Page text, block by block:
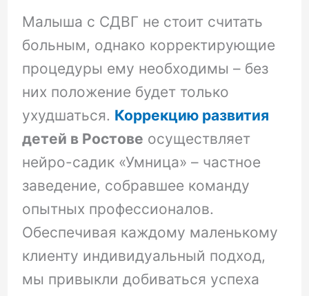
Малыша с СДВГ не стоит считать
больным, однако корректирующие
процедуры ему необходимы – без
них положение будет только
ухудшаться. Коррекцию развития
детей в Ростове осуществляет
нейро-садик «Умница» – частное
заведение, собравшее команду
опытных профессионалов.
Обеспечивая каждому маленькому
клиенту индивидуальный подход,
мы привыкли добиваться успеха